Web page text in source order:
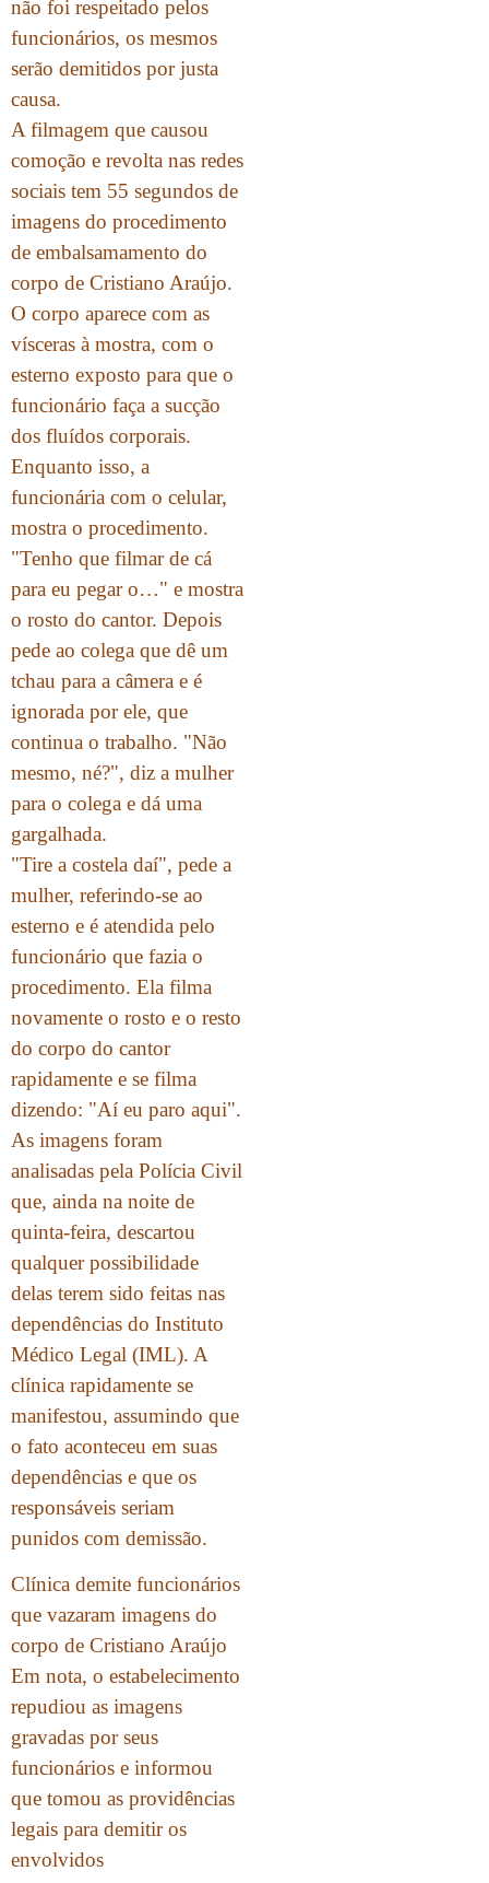
não foi respeitado pelos
funcionários, os mesmos
serão demitidos por justa
causa.
A filmagem que causou
comoção e revolta nas redes
sociais tem 55 segundos de
imagens do procedimento
de embalsamamento do
corpo de Cristiano Araújo.
O corpo aparece com as
vísceras à mostra, com o
esterno exposto para que o
funcionário faça a sucção
dos fluídos corporais.
Enquanto isso, a
funcionária com o celular,
mostra o procedimento.
"Tenho que filmar de cá
para eu pegar o…" e mostra
o rosto do cantor. Depois
pede ao colega que dê um
tchau para a câmera e é
ignorada por ele, que
continua o trabalho. "Não
mesmo, né?", diz a mulher
para o colega e dá uma
gargalhada.
"Tire a costela daí", pede a
mulher, referindo-se ao
esterno e é atendida pelo
funcionário que fazia o
procedimento. Ela filma
novamente o rosto e o resto
do corpo do cantor
rapidamente e se filma
dizendo: "Aí eu paro aqui".
As imagens foram
analisadas pela Polícia Civil
que, ainda na noite de
quinta-feira, descartou
qualquer possibilidade
delas terem sido feitas nas
dependências do Instituto
Médico Legal (IML). A
clínica rapidamente se
manifestou, assumindo que
o fato aconteceu em suas
dependências e que os
responsáveis seriam
punidos com demissão.
Clínica demite funcionários
que vazaram imagens do
corpo de Cristiano Araújo
Em nota, o estabelecimento
repudiou as imagens
gravadas por seus
funcionários e informou
que tomou as providências
legais para demitir os
envolvidos